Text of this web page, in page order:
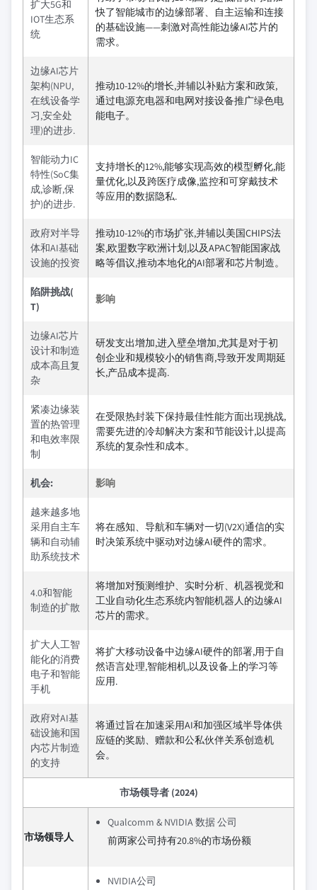
扩大5G和
IOT生态系
统
快了智能城市的边缘部署、自主运输和连接
的基础设施——刺激对高性能边缘AI芯片的
需求。
边缘AI芯片
架构(NPU,
在线设备学
习,安全处
理)的进步.
推动10-12%的增长,并辅以补贴方案和政策,
通过电源充电器和电网对接设备推广绿色电
能电子。
智能动力IC
特性(SoC集
成,诊断,保
护)的进步.
支持增长的12%,能够实现高效的模型孵化,能
量优化,以及跨医疗成像,监控和可穿戴技术
等应用的数据隐私.
政府对半导
体和AI基础
设施的投资
推动10-12%的市场扩张,并辅以美国CHIPS法
案,欧盟数字欧洲计划,以及APAC智能国家战
略等倡议,推动本地化的AI部署和芯片制造。
陷阱挑战(
T)
影响
边缘AI芯片
设计和制造
成本高且复
杂
研发支出增加,进入壁垒增加,尤其是对于初
创企业和规模较小的销售商,导致开发周期延
长,产品成本提高.
紧凑边缘装
置的热管理
和电效率限
制
在受限热封装下保持最佳性能方面出现挑战,
需要先进的冷却解决方案和节能设计,以提高
系统的复杂性和成本。
机会: 影响
越来越多地
采用自主车
辆和自动辅
助系统技术
将在感知、导航和车辆对一切(V2X)通信的实
时决策系统中驱动对边缘AI硬件的需求。
4.0和智能
制造的扩散
将增加对预测维护、实时分析、机器视觉和
工业自动化生态系统内智能机器人的边缘AI
芯片的需求。
扩大人工智
能化的消费
电子和智能
手机
将扩大移动设备中边缘AI硬件的部署,用于自
然语言处理,智能相机,以及设备上的学习等
应用.
政府对AI基
础设施和国
内芯片制造
的支持
将通过旨在加速采用AI和加强区域半导体供
应链的奖励、赠款和公私伙伴关系创造机
会。
市场领导者 (2024)
市场领导人
Qualcomm & NVIDIA 数据 公司
前两家公司持有20.8%的市场份额
NVIDIA公司